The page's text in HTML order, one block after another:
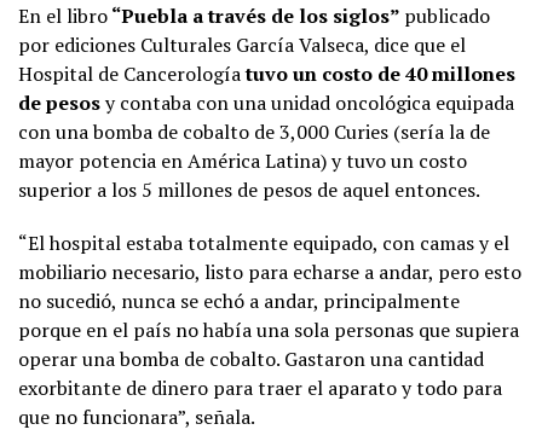
En el libro“Puebla a través de los siglos” publicado
por ediciones Culturales García Valseca, dice que el
Hospital de Cancerologíatuvo un costo de 40 millones
de pesosy contaba con una unidad oncológica equipada
con una bomba de cobalto de 3,000 Curies (sería la de
mayor potencia en América Latina) y tuvo un costo
superior a los 5 millones de pesos de aquel entonces.
“El hospital estaba totalmente equipado, con camas y el
mobiliario necesario, listo para echarse a andar, pero esto
no sucedió, nunca se echó a andar, principalmente
porque en el país no había una sola personas que supiera
operar una bomba de cobalto. Gastaron una cantidad
exorbitante de dinero para traer el aparato y todo para
que no funcionara”, señala.